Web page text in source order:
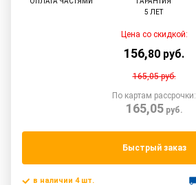
5 ЛЕТ
Цена со скидкой:
156,80 руб.
165,05руб.
По картам рассрочки:
165,05руб.
Быстрый заказ
в наличии 4 шт.